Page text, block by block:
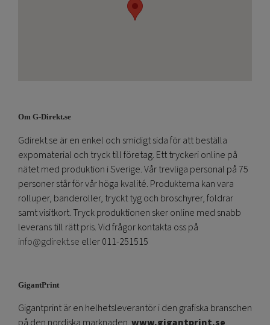
Om G-Direkt.se
Gdirekt.se är en enkel och smidigt sida för att beställa
expomaterial och tryck till företag. Ett tryckeri online på
nätet med produktion i Sverige. Vår trevliga personal på 75
personer står för vår höga kvalité. Produkterna kan vara
rolluper, banderoller, tryckt tyg och broschyrer, foldrar
samt visitkort. Tryck produktionen sker online med snabb
leverans till rätt pris. Vid frågor kontakta oss på
info@gdirekt.se eller 011-251515
GigantPrint
Gigantprint är en helhetsleverantör i den grafiska branschen